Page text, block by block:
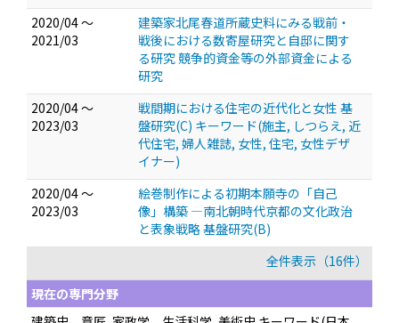
2020/04 ～
2021/03
建築家北尾春道所蔵史料にみる戦前・
戦後における数寄屋研究と自邸に関す
る研究 競争的資金等の外部資金による
研究
2020/04 ～
2023/03
戦間期における住宅の近代化と女性 基
盤研究(C) キーワード(施主, しつらえ, 近
代住宅, 婦人雑誌, 女性, 住宅, 女性デザ
イナー)
2020/04 ～
2023/03
絵巻制作による初期本願寺の「自己
像」構築 ―南北朝時代京都の文化政治
と表象戦略 基盤研究(B)
全件表示（16件）
現在の専門分野